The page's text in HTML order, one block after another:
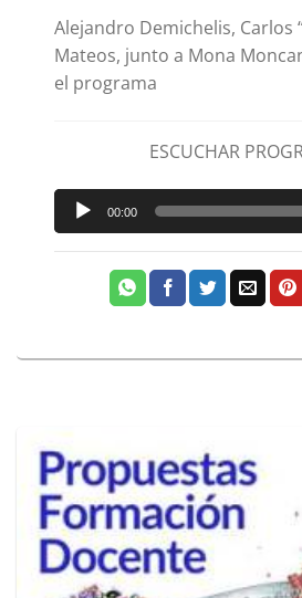
Alejandro Demichelis, Carlos
Mateos, junto a Mona
el programa
ESCUCHAR
Reproductor
de
audio
00:00